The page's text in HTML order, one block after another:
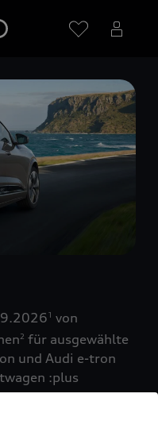
1 von
2 für ausgewählte
und Audi e-tron
:plus